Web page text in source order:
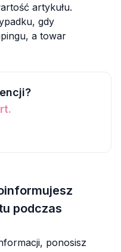
artykułu.
gdy
a towar
podczas
ponosisz